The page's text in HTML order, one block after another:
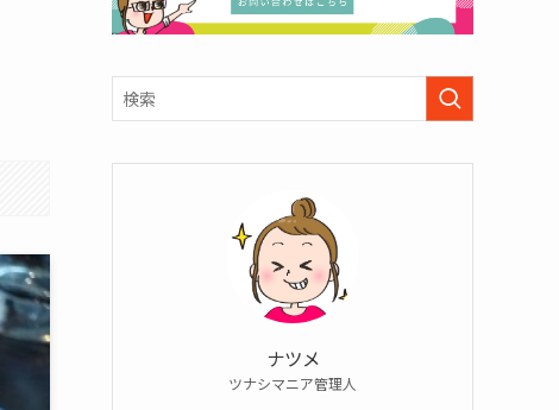
ナツメ
ツナシマニア管理人